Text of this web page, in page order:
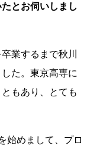
とお伺いしまし
業するまで秋川
た。東京高専に
もあり、とても
始めまして、プロ